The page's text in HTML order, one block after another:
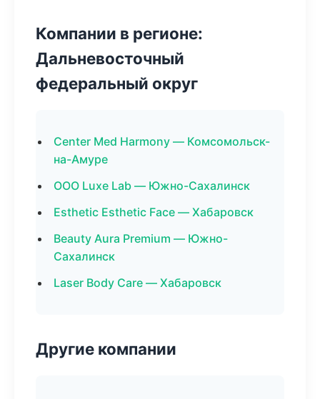
Компании в регионе:
Дальневосточный
федеральный округ
Center Med Harmony — Комсомольск-
на-Амуре
ООО Luxe Lab — Южно-Сахалинск
Esthetic Esthetic Face — Хабаровск
Beauty Aura Premium — Южно-
Сахалинск
Laser Body Care — Хабаровск
Другие компании